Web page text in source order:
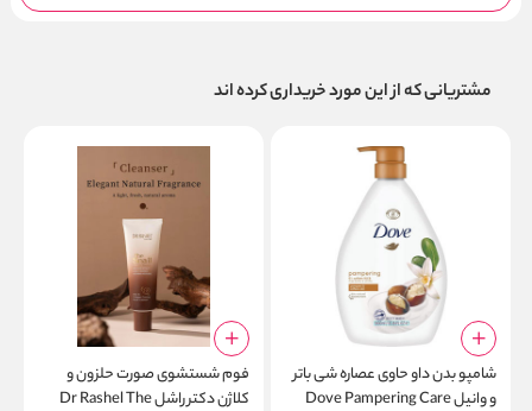
مشتریانی که از این مورد خریداری کرده اند
شامپو بدن داو حاوی عصاره شی باتر
و وانیل Dove Pampering Care
فوم شستشوی صورت حلزون و
کلاژن دکتر راشل Dr Rashel The